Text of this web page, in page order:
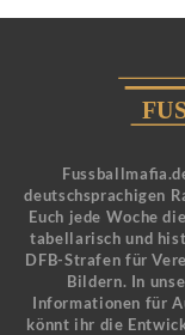
deutschsprachigen
Euch jede Woche
tabellarisch und
DFB-Strafen für
Bildern. In
Informationen für
könnt ihr die